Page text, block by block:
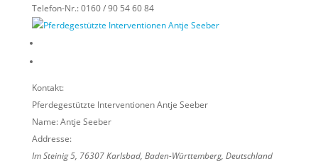
Telefon-Nr.:0160 / 90 54 60 84
Kontakt:
Pferdegestützte Interventionen Antje Seeber
Name:Antje Seeber
Addresse:
Im Steinig 5, 76307Karlsbad, Baden-Württemberg, Deutschland